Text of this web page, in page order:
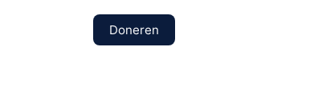
Doneren